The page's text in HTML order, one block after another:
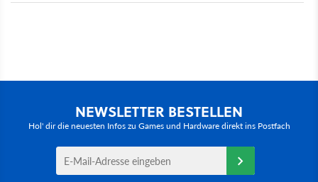
NEWSLETTER BESTELLEN
Hol' dir die neuesten Infos zu Games und Hardware direkt ins Postfach